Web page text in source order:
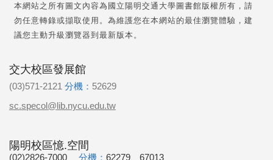
本網站之所有圖文內容為國立陽明交通大學圖書館版權所有，請
勿任意轉錄或擷取使用。為維護您在本網站的最佳瀏覽體驗，建
議您主動升級瀏覽器到最新版本。
交大校區發展館
(03)571-2121 分機： 52629
sc.specol@lib.nycu.edu.tw
陽明校區憶.空間
(02)2826-7000 分機： 62279、67013